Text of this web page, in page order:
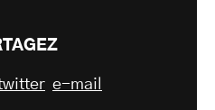
e-mail